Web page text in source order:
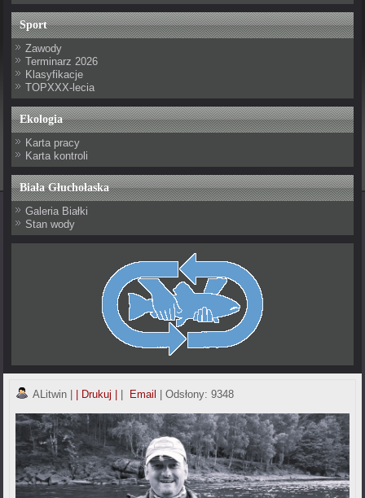
Sport
Zawody
Terminarz 2026
Klasyfikacje
TOPXXX-lecia
Ekologia
Karta pracy
Karta kontroli
Biała Głuchołaska
Galeria Białki
Stan wody
ALitwin | Drukuj | Email | Odsłony: 9348